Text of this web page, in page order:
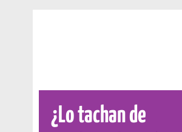
¿Lo tachan de